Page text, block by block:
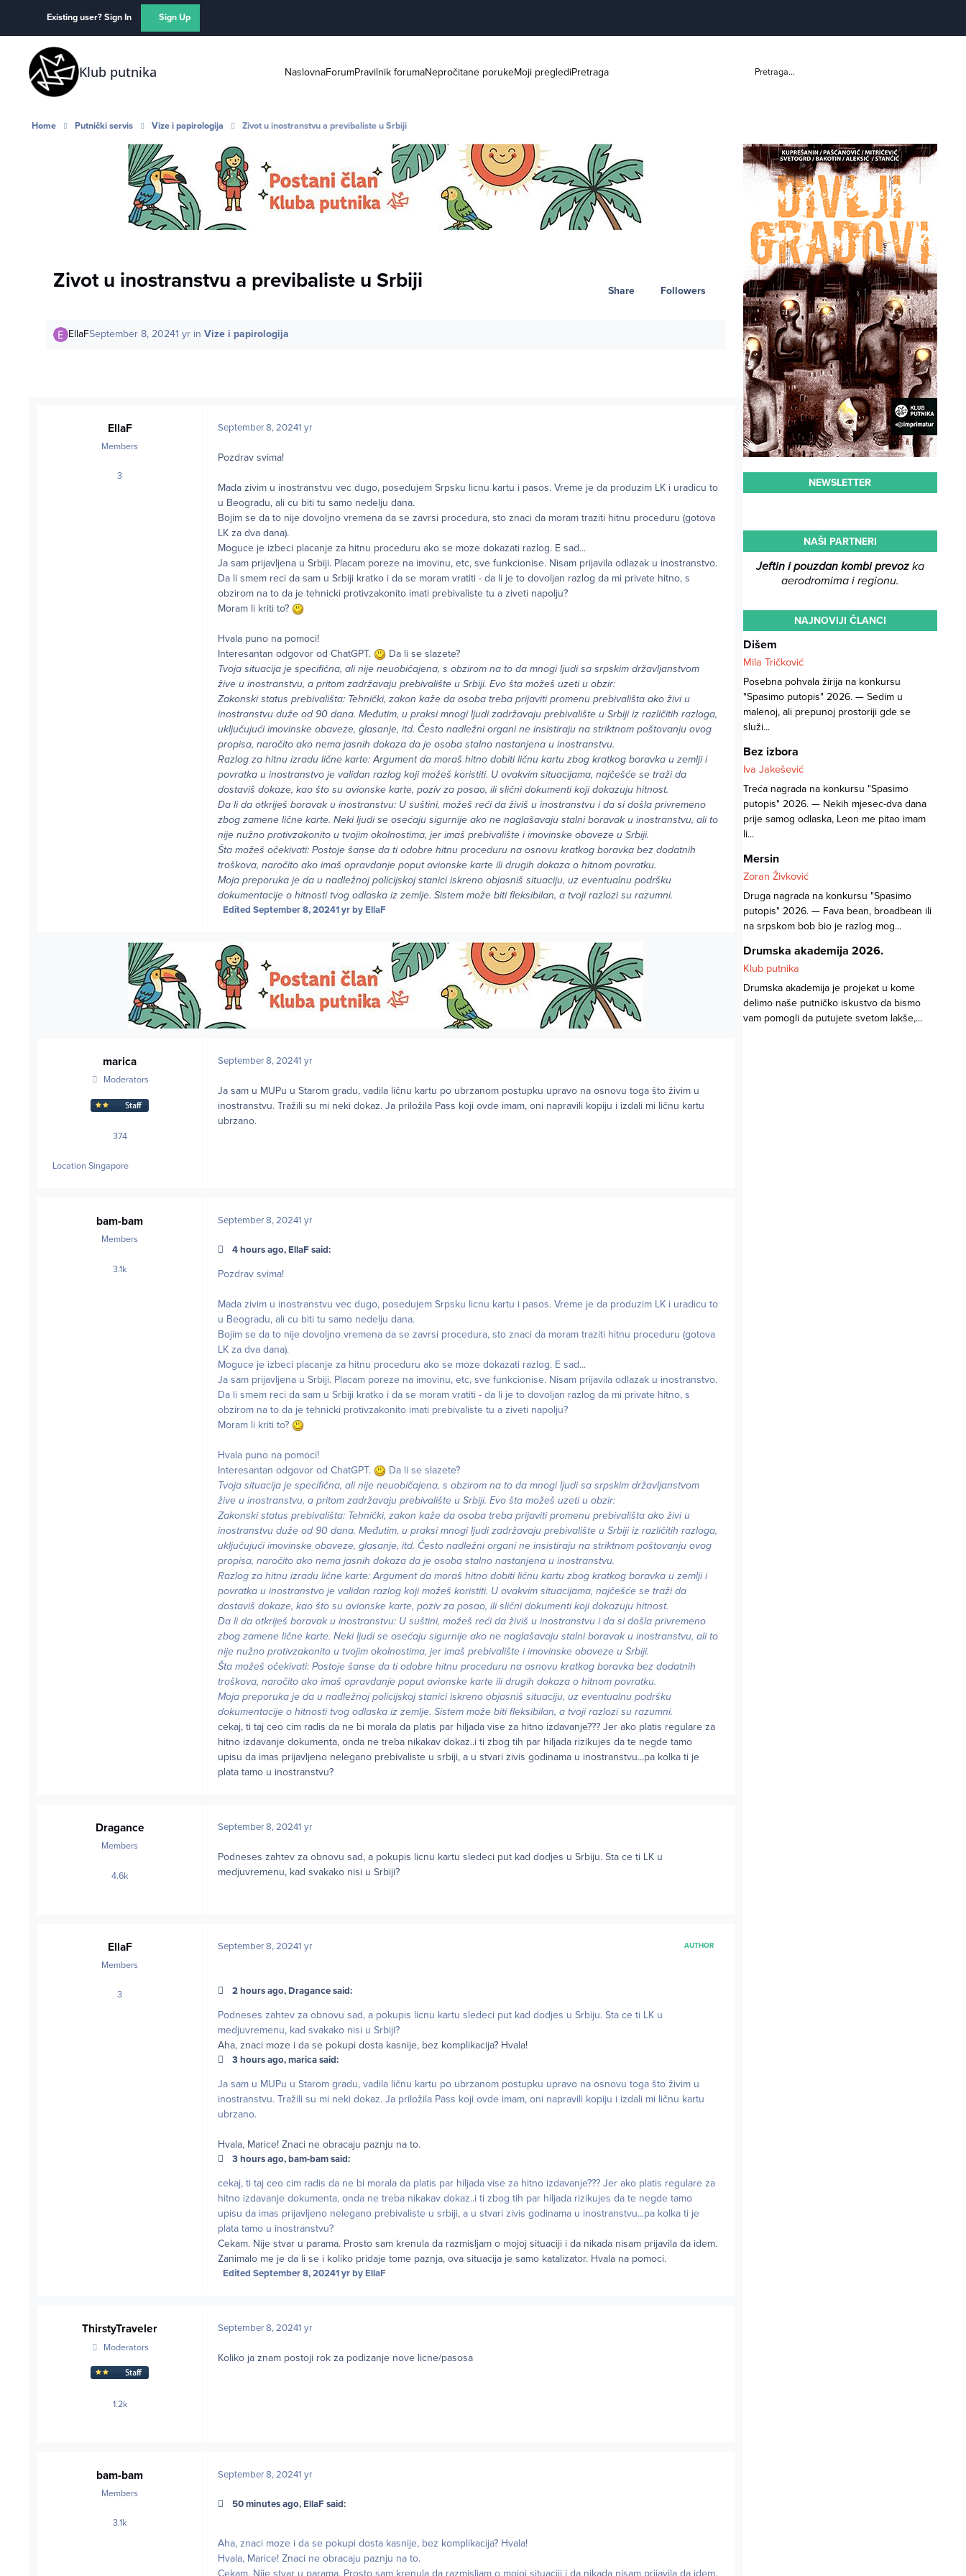
Existing user? Sign In Sign Up
Klub putnika NaslovnaForumPravilnik forumaNepročitane porukeMoji preglediPretraga Pretraga...
Home Putnički servis Vize i papirologija Zivot u inostranstvu a previbaliste u Srbiji
Zivot u inostranstvu a previbaliste u Srbiji Share Followers
EllaFSeptember 8, 20241 yrin Vize i papirologija
EllaF
Members
3posts
September 8, 20241 yr
Pozdrav svima!
Mada zivim u inostranstvu vec dugo, posedujem Srpsku licnu kartu i pasos. Vreme je da produzim LK i uradicu to
u Beogradu, ali cu biti tu samo nedelju dana.
Bojim se da to nije dovoljno vremena da se zavrsi procedura, sto znaci da moram traziti hitnu proceduru (gotova
LK za dva dana).
Moguce je izbeci placanje za hitnu proceduru ako se moze dokazati razlog. E sad...
Ja sam prijavljena u Srbiji. Placam poreze na imovinu, etc, sve funkcionise. Nisam prijavila odlazak u inostranstvo.
Da li smem reci da sam u Srbiji kratko i da se moram vratiti - da li je to dovoljan razlog da mi private hitno, s
obzirom na to da je tehnicki protivzakonito imati prebivaliste tu a ziveti napolju?
Moram li kriti to?
Hvala puno na pomoci!
Interesantan odgovor od ChatGPT.
Da li se slazete?
Tvoja situacija je specifična, ali nije neuobičajena, s obzirom na to da mnogi ljudi sa srpskim državljanstvom
žive u inostranstvu, a pritom zadržavaju prebivalište u Srbiji. Evo šta možeš uzeti u obzir:
Zakonski status prebivališta: Tehnički, zakon kaže da osoba treba prijaviti promenu prebivališta ako živi u
inostranstvu duže od 90 dana. Međutim, u praksi mnogi ljudi zadržavaju prebivalište u Srbiji iz različitih razloga,
uključujući imovinske obaveze, glasanje, itd. Često nadležni organi ne insistiraju na striktnom poštovanju ovog
propisa, naročito ako nema jasnih dokaza da je osoba stalno nastanjena u inostranstvu.
Razlog za hitnu izradu lične karte: Argument da moraš hitno dobiti ličnu kartu zbog kratkog boravka u zemlji i
povratka u inostranstvo je validan razlog koji možeš koristiti. U ovakvim situacijama, najčešće se traži da
dostaviš dokaze, kao što su avionske karte, poziv za posao, ili slični dokumenti koji dokazuju hitnost.
Da li da otkriješ boravak u inostranstvu: U suštini, možeš reći da živiš u inostranstvu i da si došla privremeno
zbog zamene lične karte. Neki ljudi se osećaju sigurnije ako ne naglašavaju stalni boravak u inostranstvu, ali to
nije nužno protivzakonito u tvojim okolnostima, jer imaš prebivalište i imovinske obaveze u Srbiji.
Šta možeš očekivati: Postoje šanse da ti odobre hitnu proceduru na osnovu kratkog boravka bez dodatnih
troškova, naročito ako imaš opravdanje poput avionske karte ili drugih dokaza o hitnom povratku.
Moja preporuka je da u nadležnoj policijskoj stanici iskreno objasniš situaciju, uz eventualnu podršku
dokumentacije o hitnosti tvog odlaska iz zemlje. Sistem može biti fleksibilan, a tvoji razlozi su razumni.
Edited September 8, 20241 yrby EllaF
marica
Moderators
374posts
Location Singapore
September 8, 20241 yr
Ja sam u MUPu u Starom gradu, vadila ličnu kartu po ubrzanom postupku upravo na osnovu toga što živim u
inostranstvu. Tražili su mi neki dokaz. Ja priložila Pass koji ovde imam, oni napravili kopiju i izdali mi ličnu kartu
ubrzano.
bam-bam
Members
3.1kposts
September 8, 20241 yr
4 hours ago, EllaF said:
Pozdrav svima!
Mada zivim u inostranstvu vec dugo, posedujem Srpsku licnu kartu i pasos. Vreme je da produzim LK i uradicu to
u Beogradu, ali cu biti tu samo nedelju dana.
Bojim se da to nije dovoljno vremena da se zavrsi procedura, sto znaci da moram traziti hitnu proceduru (gotova
LK za dva dana).
Moguce je izbeci placanje za hitnu proceduru ako se moze dokazati razlog. E sad...
Ja sam prijavljena u Srbiji. Placam poreze na imovinu, etc, sve funkcionise. Nisam prijavila odlazak u inostranstvo.
Da li smem reci da sam u Srbiji kratko i da se moram vratiti - da li je to dovoljan razlog da mi private hitno, s
obzirom na to da je tehnicki protivzakonito imati prebivaliste tu a ziveti napolju?
Moram li kriti to?
Hvala puno na pomoci!
Interesantan odgovor od ChatGPT.
Da li se slazete?
Tvoja situacija je specifična, ali nije neuobičajena, s obzirom na to da mnogi ljudi sa srpskim državljanstvom
žive u inostranstvu, a pritom zadržavaju prebivalište u Srbiji. Evo šta možeš uzeti u obzir:
Zakonski status prebivališta: Tehnički, zakon kaže da osoba treba prijaviti promenu prebivališta ako živi u
inostranstvu duže od 90 dana. Međutim, u praksi mnogi ljudi zadržavaju prebivalište u Srbiji iz različitih razloga,
uključujući imovinske obaveze, glasanje, itd. Često nadležni organi ne insistiraju na striktnom poštovanju ovog
propisa, naročito ako nema jasnih dokaza da je osoba stalno nastanjena u inostranstvu.
Razlog za hitnu izradu lične karte: Argument da moraš hitno dobiti ličnu kartu zbog kratkog boravka u zemlji i
povratka u inostranstvo je validan razlog koji možeš koristiti. U ovakvim situacijama, najčešće se traži da
dostaviš dokaze, kao što su avionske karte, poziv za posao, ili slični dokumenti koji dokazuju hitnost.
Da li da otkriješ boravak u inostranstvu: U suštini, možeš reći da živiš u inostranstvu i da si došla privremeno
zbog zamene lične karte. Neki ljudi se osećaju sigurnije ako ne naglašavaju stalni boravak u inostranstvu, ali to
nije nužno protivzakonito u tvojim okolnostima, jer imaš prebivalište i imovinske obaveze u Srbiji.
Šta možeš očekivati: Postoje šanse da ti odobre hitnu proceduru na osnovu kratkog boravka bez dodatnih
troškova, naročito ako imaš opravdanje poput avionske karte ili drugih dokaza o hitnom povratku.
Moja preporuka je da u nadležnoj policijskoj stanici iskreno objasniš situaciju, uz eventualnu podršku
dokumentacije o hitnosti tvog odlaska iz zemlje. Sistem može biti fleksibilan, a tvoji razlozi su razumni.
cekaj, ti taj ceo cim radis da ne bi morala da platis par hiljada vise za hitno izdavanje??? Jer ako platis regulare za
hitno izdavanje dokumenta, onda ne treba nikakav dokaz..i ti zbog tih par hiljada rizikujes da te negde tamo
upisu da imas prijavljeno nelegano prebivaliste u srbiji, a u stvari zivis godinama u inostranstvu...pa kolka ti je
plata tamo u inostranstvu?
Dragance
Members
4.6kposts
September 8, 20241 yr
Podneses zahtev za obnovu sad, a pokupis licnu kartu sledeci put kad dodjes u Srbiju. Sta ce ti LK u
medjuvremenu, kad svakako nisi u Srbiji?
EllaF
Members
3posts
September 8, 20241 yr AUTHOR
2 hours ago, Dragance said:
Podneses zahtev za obnovu sad, a pokupis licnu kartu sledeci put kad dodjes u Srbiju. Sta ce ti LK u
medjuvremenu, kad svakako nisi u Srbiji?
Aha, znaci moze i da se pokupi dosta kasnije, bez komplikacija? Hvala!
3 hours ago, marica said:
Ja sam u MUPu u Starom gradu, vadila ličnu kartu po ubrzanom postupku upravo na osnovu toga što živim u
inostranstvu. Tražili su mi neki dokaz. Ja priložila Pass koji ovde imam, oni napravili kopiju i izdali mi ličnu kartu
ubrzano.
Hvala, Marice! Znaci ne obracaju paznju na to.
3 hours ago, bam-bam said:
cekaj, ti taj ceo cim radis da ne bi morala da platis par hiljada vise za hitno izdavanje??? Jer ako platis regulare za
hitno izdavanje dokumenta, onda ne treba nikakav dokaz..i ti zbog tih par hiljada rizikujes da te negde tamo
upisu da imas prijavljeno nelegano prebivaliste u srbiji, a u stvari zivis godinama u inostranstvu...pa kolka ti je
plata tamo u inostranstvu?
Cekam. Nije stvar u parama. Prosto sam krenula da razmisljam o mojoj situaciji i da nikada nisam prijavila da idem.
Zanimalo me je da li se i koliko pridaje tome paznja, ova situacija je samo katalizator. Hvala na pomoci.
Edited September 8, 20241 yrby EllaF
ThirstyTraveler
Moderators
1.2kposts
September 8, 20241 yr
Koliko ja znam postoji rok za podizanje nove licne/pasosa
bam-bam
Members
3.1kposts
September 8, 20241 yr
50 minutes ago, EllaF said:
Aha, znaci moze i da se pokupi dosta kasnije, bez komplikacija? Hvala!
Hvala, Marice! Znaci ne obracaju paznju na to.
Cekam. Nije stvar u parama. Prosto sam krenula da razmisljam o mojoj situaciji i da nikada nisam prijavila da idem.
NEWSLETTER
NAŠI PARTNERI
Jeftin i pouzdan kombi prevozka
aerodromima i regionu.
NAJNOVIJI ČLANCI
Dišem
Mila Tričković
Posebna pohvala žirija na konkursu
"Spasimo putopis" 2026. — Sedim u
malenoj, ali prepunoj prostoriji gde se
služi...
Bez izbora
Iva Jakešević
Treća nagrada na konkursu "Spasimo
putopis" 2026. — Nekih mjesec-dva dana
prije samog odlaska, Leon me pitao imam
li...
Mersin
Zoran Živković
Druga nagrada na konkursu "Spasimo
putopis" 2026. — Fava bean, broadbean ili
na srpskom bob bio je razlog mog...
Drumska akademija 2026.
Klub putnika
Drumska akademija je projekat u kome
delimo naše putničko iskustvo da bismo
vam pomogli da putujete svetom lakše,...